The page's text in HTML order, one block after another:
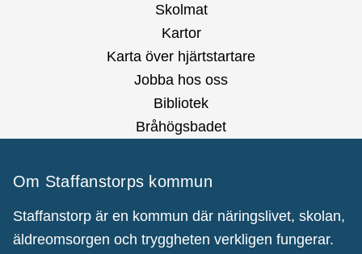
Skolmat
Kartor
Karta över hjärtstartare
Jobba hos oss
Bibliotek
Bråhögsbadet
Om Staffanstorps kommun
Staffanstorp är en kommun där näringslivet, skolan,
äldreomsorgen och tryggheten verkligen fungerar.